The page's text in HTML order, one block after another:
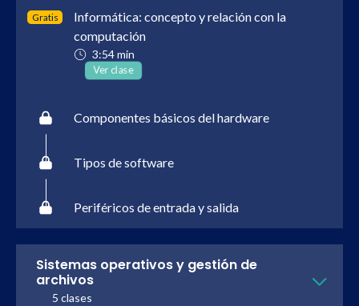
Gratis
Informática: concepto y relación con la
computación
3:54 min
Ver clase
Componentes básicos del hardware
Tipos de software
Periféricos de entrada y salida
Sistemas operativos y gestión de
archivos
5 clases